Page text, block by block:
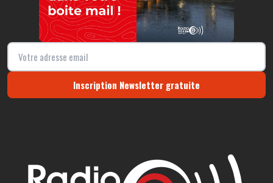
Inscription Newsletter gratuite